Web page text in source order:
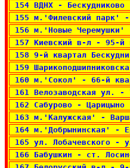
154 ВДНХ - Бескудниково
155 м.'Филевский парк' -
156 м.'Новые
157 Киевский в-л - 95-й
158 9-й квартал
159
160 м.'Сокол' - 66-й
161 Велозаводская ул. -
162 Сабурово - Царицыно
163 м.'Калужская' -
164 м.'Добрынинская' -
165 ул. Лобачевского -
166 Бабушкин - ст.